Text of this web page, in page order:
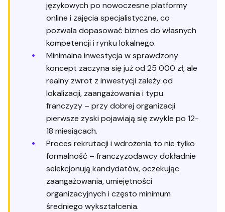
językowych po nowoczesne platformy
online i zajęcia specjalistyczne, co
pozwala dopasować biznes do własnych
kompetencji i rynku lokalnego.
Minimalna inwestycja w sprawdzony
koncept zaczyna się już od 25 000 zł, ale
realny zwrot z inwestycji zależy od
lokalizacji, zaangażowania i typu
franczyzy – przy dobrej organizacji
pierwsze zyski pojawiają się zwykle po 12-
18 miesiącach.
Proces rekrutacji i wdrożenia to nie tylko
formalność – franczyzodawcy dokładnie
selekcjonują kandydatów, oczekując
zaangażowania, umiejętności
organizacyjnych i często minimum
średniego wykształcenia.